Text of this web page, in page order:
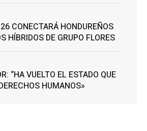
CONECTARÁ HONDUREÑOS
HÍBRIDOS DE GRUPO FLORES
“HA VUELTO EL ESTADO QUE
HUMANOS»